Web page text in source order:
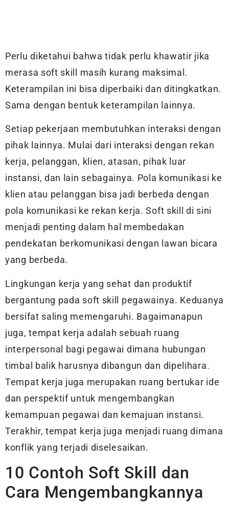
Perlu diketahui bahwa tidak perlu khawatir jika
merasa soft skill masih kurang maksimal.
Keterampilan ini bisa diperbaiki dan ditingkatkan.
Sama dengan bentuk keterampilan lainnya.
Setiap pekerjaan membutuhkan interaksi dengan
pihak lainnya. Mulai dari interaksi dengan rekan
kerja, pelanggan, klien, atasan, pihak luar
instansi, dan lain sebagainya. Pola komunikasi ke
klien atau pelanggan bisa jadi berbeda dengan
pola komunikasi ke rekan kerja. Soft skill di sini
menjadi penting dalam hal membedakan
pendekatan berkomunikasi dengan lawan bicara
yang berbeda.
Lingkungan kerja yang sehat dan produktif
bergantung pada soft skill pegawainya. Keduanya
bersifat saling memengaruhi. Bagaimanapun
juga, tempat kerja adalah sebuah ruang
interpersonal bagi pegawai dimana hubungan
timbal balik harusnya dibangun dan dipelihara.
Tempat kerja juga merupakan ruang bertukar ide
dan perspektif untuk mengembangkan
kemampuan pegawai dan kemajuan instansi.
Terakhir, tempat kerja juga menjadi ruang dimana
konflik yang terjadi diselesaikan.
10 Contoh Soft Skill dan
Cara Mengembangkannya